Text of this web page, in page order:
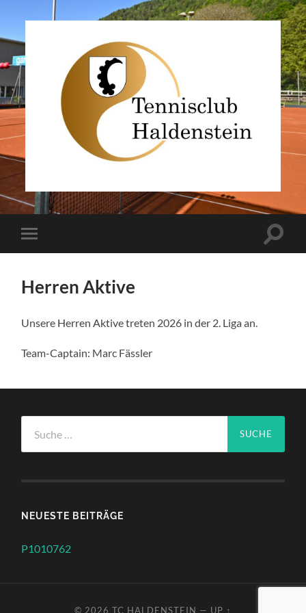
TC
Haldenstein
Toggle
mobile
Toggle
Herren Aktive
Unsere Herren Aktive treten 2026 in der 2. Liga an.
Team-Captain: Marc Fässler
nach:
NEUESTE BEITRÄGE
P1010762
© 2026 TC HALDENSTEIN — UP ↑